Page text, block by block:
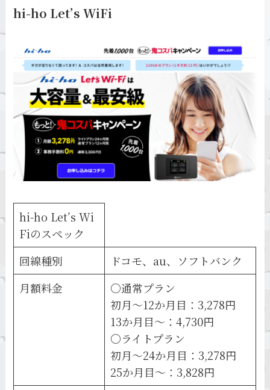
hi-ho Let’s WiFi
hi-ho Let’s Wi
Fiのスペック
回線種別
ドコモ、au、ソフトバンク
月額料金
〇通常プラン
初月～12か月目：3,278円
13か月目～：4,730円
〇ライトプラン
初月～24か月目：3,278円
25か月目～：3,828円